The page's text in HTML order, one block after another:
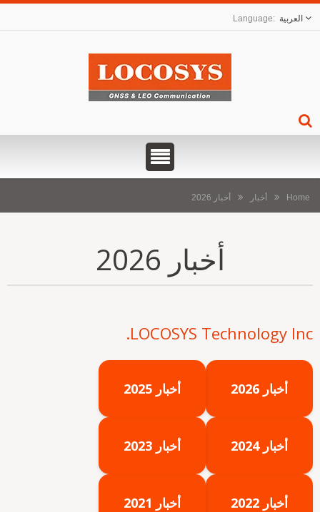
العربية
Home أخبار أخبار 2026
أخبار 2026
LOCOSYS Technology Inc.
أخبار 2026 أخبار 2025
أخبار 2024 أخبار 2023
أخبار 2022 أخبار 2021